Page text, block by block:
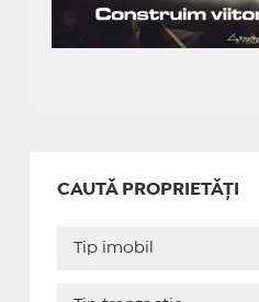
CAUTĂ PROPRIETĂȚI